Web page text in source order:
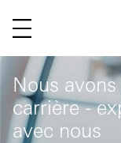
Nous
carrière -
avec nous